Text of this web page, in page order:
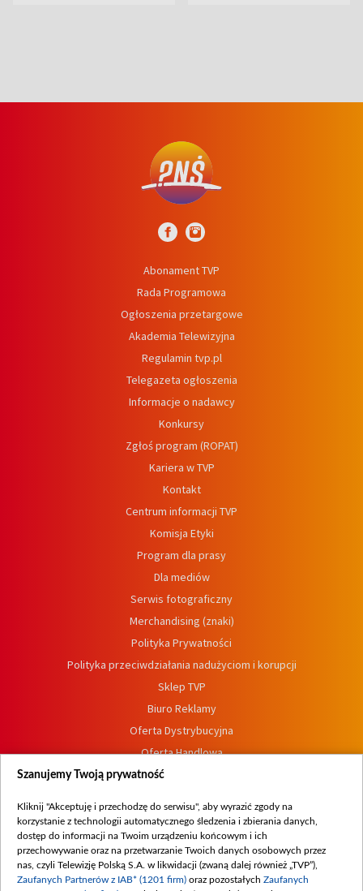
Abonament TVP
Rada Programowa
Ogłoszenia przetargowe
Akademia Telewizyjna
Regulamin tvp.pl
Telegazeta ogłoszenia
Informacje o nadawcy
Konkursy
Zgłoś program (ROPAT)
Kariera w TVP
Kontakt
Centrum informacji TVP
Komisja Etyki
Program dla prasy
Dla mediów
Serwis fotograficzny
Merchandising (znaki)
Polityka Prywatności
Polityka przeciwdziałania nadużyciom i korupcji
Sklep TVP
Biuro Reklamy
Oferta Dystrybucyjna
Oferta Handlowa
Dostępność
Procedura zgłoszeń wewnętrznych
Szanujemy Twoją prywatność
Kliknij "Akceptuję i przechodzę do serwisu", aby wyrazić zgody na
korzystanie z technologii automatycznego śledzenia i zbierania danych,
dostęp do informacji na Twoim urządzeniu końcowym i ich
przechowywanie oraz na przetwarzanie Twoich danych osobowych przez
nas, czyli Telewizję Polską S.A. w likwidacji (zwaną dalej również „TVP”),
Zaufanych Partnerów z IAB* (1201 firm) oraz pozostałych Zaufanych